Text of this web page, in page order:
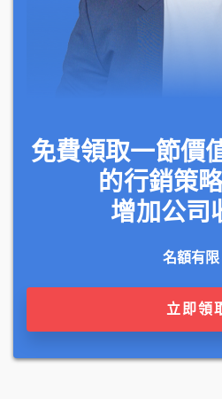
免費領取一節價
的行銷策
增加公司
名額有限
立即領